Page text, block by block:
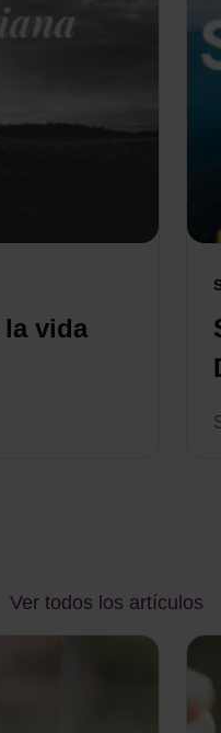
vida
Ver todos los artículos